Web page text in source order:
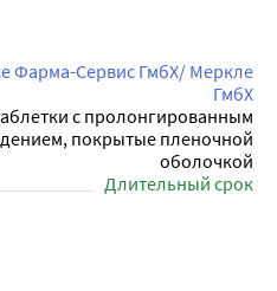
Фарма-Сервис ГмбХ/ Меркле
ГмбХ
с пролонгированным
покрытые пленочной
оболочкой
Длительный срок